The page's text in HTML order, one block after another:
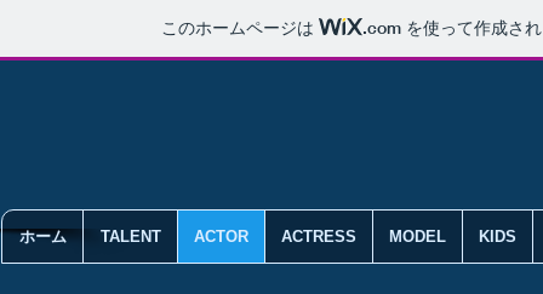
このホームページは .com を使って作成さ
ホーム TALENT ACTOR ACTRESS MODEL KIDS